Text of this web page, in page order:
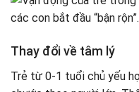
Thay đổi về tâm lý
Trẻ từ 0-1 tuổi chủ yếu